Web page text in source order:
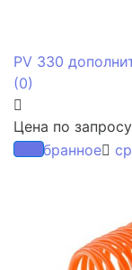
избранное
PV 330
(0)
Цена по запросу